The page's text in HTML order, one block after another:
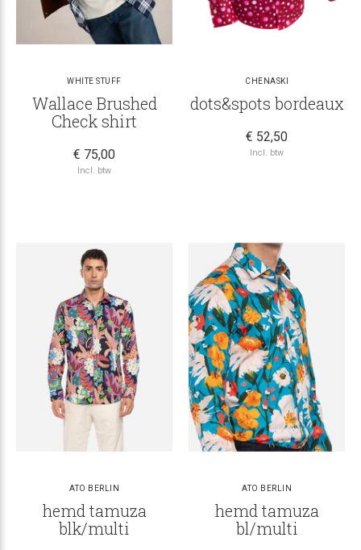
WHITE STUFF
Wallace Brushed
Check shirt
€ 75,00
Incl. btw
CHENASKI
dots&spots bordeaux
€ 52,50
Incl. btw
ATO BERLIN
hemd tamuza
blk/multi
ATO BERLIN
hemd tamuza
bl/multi